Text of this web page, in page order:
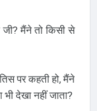
जी? मैंने तो किसी से
पर कहती हो, मैंने
देखा नहीं जाता?